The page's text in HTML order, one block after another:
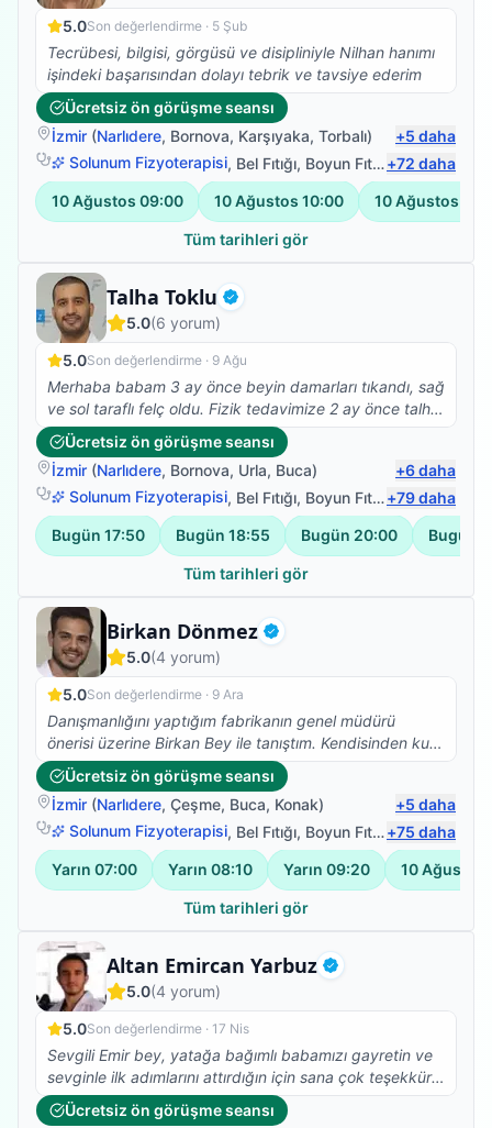
5.0Son değerlendirme · 5 Şub
Tecrübesi, bilgisi, görgüsü ve disipliniyle Nilhan hanımı
işindeki başarısından dolayı tebrik ve tavsiye ederim
Ücretsiz ön görüşme seansı
İzmir (Narlıdere, Bornova, Karşıyaka, Torbalı) +5 daha
Solunum Fizyoterapisi, Bel Fıtığı, Boyun Fıtığı ,Omuz Bağ
+72 daha
10 Ağustos 09:00 10 Ağustos 10:00 10 Ağustos
Tüm tarihleri gör
Talha Toklu Doğrulanmış
Fizyoterapist
5.0(6 yorum)
5.0Son değerlendirme · 9 Ağu
Merhaba babam 3 ay önce beyin damarları tıkandı, sağ
ve sol taraflı felç oldu. Fizik tedavimize 2 ay önce talha
beyle başladık çok olumlu ve güzel sonuçlar aldık,
şükürler olsun ki yatalak olan babam bugün ilk defa
kendi başına ayağa kalkabildi, çok mutluyum, talha
bey gerçekten de alanında çok iyi ve işini severek
yapıyor, ayrıyetten de çok mütevazi ve güler yüzlü
olması ayrı bir güzel. Tedavimiz şuanda da devam
ediyor, Buradan talha beye sonsuz teşekkürlerimi
iletiyorum, RABBİM her daim sizinle olsun.
Ücretsiz ön görüşme seansı
İzmir (Narlıdere, Bornova, Urla, Buca) +6daha
Solunum Fizyoterapisi, Bel Fıtığı, Boyun Fıtığı ,Omuz Bağ
+79daha
Bugün 17:50 Bugün 18:55 Bugün 20:00 Bugün
Tüm tarihleri gör
Birkan Dönmez Doğrulanmış
Fizyoterapist
5.0(4 yorum)
5.0Son değerlendirme · 9 Ara
Danışmanlığını yaptığım fabrikanın genel müdürü
önerisi üzerine Birkan Bey ile tanıştım. Kendisinden kuru
iğne tedavisi aldım ve ilk seansta bile ağrılarımı hafifletti
işinde tecrübeli ve gönül rahatlığı ile herkese tavsiye
edebilirim.
Ücretsiz ön görüşme seansı
İzmir (Narlıdere, Çeşme, Buca, Konak) +5 daha
Solunum Fizyoterapisi, Bel Fıtığı, Boyun Fıtığı ,Omuz Bağ
+75 daha
Yarın 07:00 Yarın 08:10 Yarın 09:20 10 Ağustos
Tüm tarihleri gör
Altan Emircan Yarbuz Doğrulanmış
Fizyoterapist
5.0(4 yorum)
5.0Son değerlendirme · 17 Nis
Sevgili Emir bey, yatağa bağımlı babamızı gayretin ve
sevginle ilk adımlarını attırdığın için sana çok teşekkür
ederiz. Yolun açık olsun...
Ücretsiz ön görüşme seansı